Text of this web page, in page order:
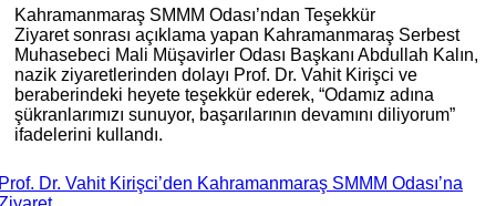
Kahramanmaraş SMMM Odası’ndan Teşekkür
Ziyaret sonrası açıklama yapan Kahramanmaraş Serbest
Muhasebeci Mali Müşavirler Odası Başkanı Abdullah Kalın,
nazik ziyaretlerinden dolayı Prof. Dr. Vahit Kirişci ve
beraberindeki heyete teşekkür ederek, “Odamız adına
şükranlarımızı sunuyor, başarılarının devamını diliyorum”
ifadelerini kullandı.
Dr. Vahit Kirişci’den Kahramanmaraş SMMM Odası’na